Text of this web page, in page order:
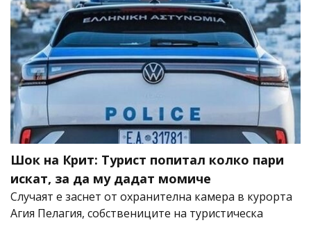
Шок на Крит: Турист попитал колко пари
искат, за да му дадат момиче
Случаят е заснет от охранителна камера в курорта
Агия Пелагия, собствениците на туристическа